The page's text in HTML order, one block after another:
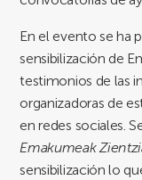
En el evento se ha
sensibilización de
testimonios de las
organizadoras de
en redes sociales.
Emakumeak
sensibilización lo